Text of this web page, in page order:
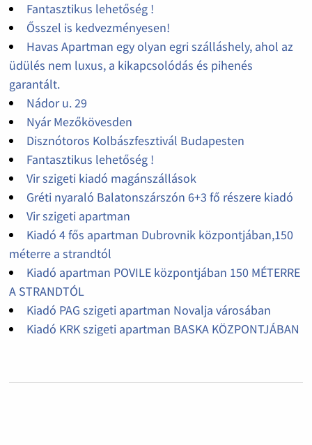
Fantasztikus lehetőség !
Ősszel is kedvezményesen!
Havas Apartman egy olyan egri szálláshely, ahol az
üdülés nem luxus, a kikapcsolódás és pihenés
garantált.
Nádor u. 29
Nyár Mezőkövesden
Disznótoros Kolbászfesztivál Budapesten
Fantasztikus lehetőség !
Vir szigeti kiadó magánszállások
Gréti nyaraló Balatonszárszón 6+3 fő részere kiadó
Vir szigeti apartman
Kiadó 4 fős apartman Dubrovnik központjában,150
méterre a strandtól
Kiadó apartman POVILE központjában 150 MÉTERRE
A STRANDTÓL
Kiadó PAG szigeti apartman Novalja városában
Kiadó KRK szigeti apartman BASKA KÖZPONTJÁBAN